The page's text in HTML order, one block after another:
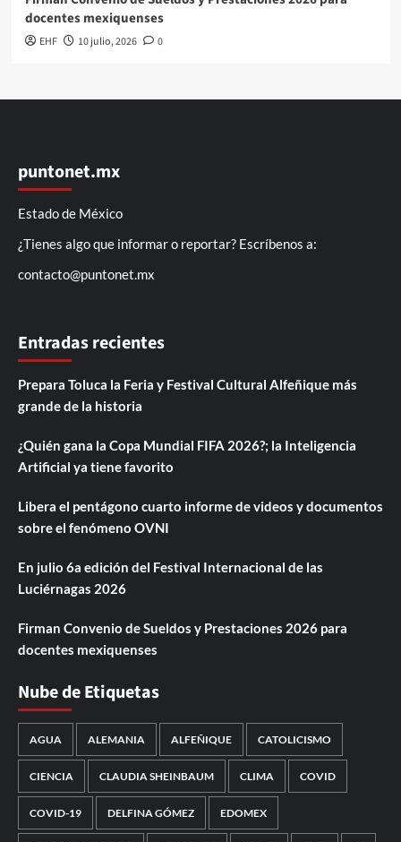
docentes mexiquenses
EHF 10 julio, 2026 0
puntonet.mx
Estado de México
¿Tienes algo que informar o reportar? Escríbenos a:
contacto@puntonet.mx
Entradas recientes
Prepara Toluca la Feria y Festival Cultural Alfeñique más
grande de la historia
¿Quién gana la Copa Mundial FIFA 2026?; la Inteligencia
Artificial ya tiene favorito
Libera el pentágono cuarto informe de videos y documentos
sobre el fenómeno OVNI
En julio 6a edición del Festival Internacional de las
Luciérnagas 2026
Firman Convenio de Sueldos y Prestaciones 2026 para
docentes mexiquenses
Nube de Etiquetas
AGUA ALEMANIA ALFEÑIQUE CATOLICISMO
CIENCIA CLAUDIA SHEINBAUM CLIMA COVID
COVID-19 DELFINA GÓMEZ EDOMEX